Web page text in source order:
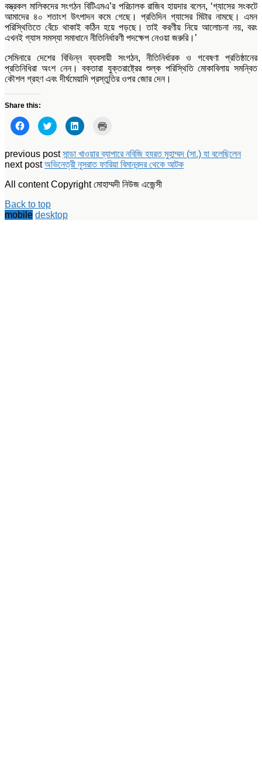
বস্ত্রকল মালিকদের সংগঠন বিটিএমএ’র পরিচালক রাজিব হায়দার বলেন, ‘গ্যাসের সংকটে
আমাদের ৪০ শতাংশ উৎপাদন কমে গেছে। প্রতিদিন গ্যাসের মিটার নামছে। এমন
পরিস্থিতিতে বেঁচে থাকাই কঠিন হয়ে পড়ছে। তাই করণীয় নিয়ে আলোচনা নয়, বরং
এখনই গ্যাস সমস্যা সমাধানে নীতিনির্ধারণী পদক্ষেপ নেওয়া জরুরি।’
সেমিনারে দেশের বিভিন্ন ব্যবসায়ী সংগঠন, নীতিনির্ধারক ও গবেষণা প্রতিষ্ঠানের
প্রতিনিধিরা অংশ নেন। বক্তারা যুক্তরাষ্ট্রের শুল্ক পরিস্থিতি মোকাবিলায় সমন্বিত
কৌশল গ্রহণ এবং দীর্ঘমেয়াদি প্রস্তুতির ওপর জোর দেন।
Share this:
Click
to
share
Facebook
(Opens
in
window)
Click
to
share
Twitter
(Opens
in
window)
Click
to
LinkedIn
(Opens
in
new
window)
in
new
window)
previous postসান্ডা খাওয়ার ব্যাপারে নবিজি হযরত মুহাম্মদ (সা.) যা বলেছিলেন
next postঅভিনেত্রী নুসরাত ফারিয়া বিমানবন্দর থেকে আটক
All content Copyright মোহাম্মদী নিউজ এজেন্সী
Back to top
mobile desktop